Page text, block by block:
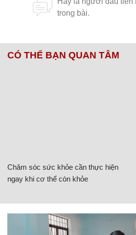
CÓ THỂ BẠN QUAN TÂM
Chăm sóc sức khỏe cần thực hiện
ngay khi cơ thể còn khỏe